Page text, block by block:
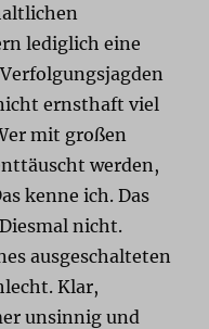
lediglich eine
ernsthaft viel
mit großen
werden,
kenne ich. Das
nicht.
ausgeschalteten
Klar,
unsinnig und